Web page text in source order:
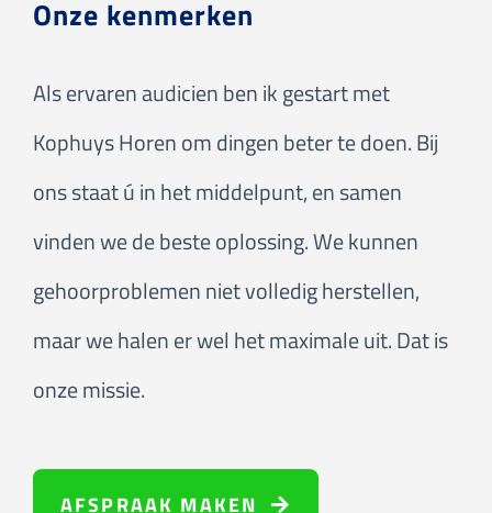
Onze kenmerken
Als ervaren audicien ben ik gestart met
Kophuys Horen om dingen beter te doen. Bij
ons staat ú in het middelpunt, en samen
vinden we de beste oplossing. We kunnen
gehoorproblemen niet volledig herstellen,
maar we halen er wel het maximale uit. Dat is
onze missie.
AFSPRAAK MAKEN